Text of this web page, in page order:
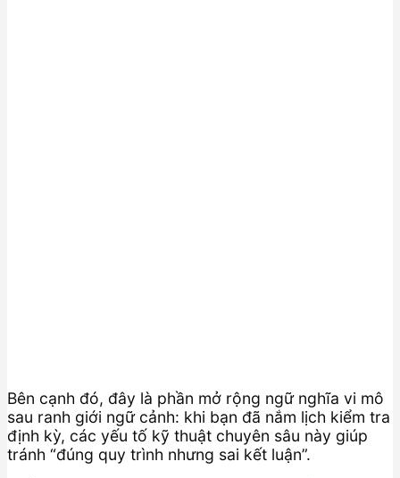
Bên cạnh đó, đây là phần mở rộng ngữ nghĩa vi mô
sau ranh giới ngữ cảnh: khi bạn đã nắm lịch kiểm tra
định kỳ, các yếu tố kỹ thuật chuyên sâu này giúp
tránh “đúng quy trình nhưng sai kết luận”.